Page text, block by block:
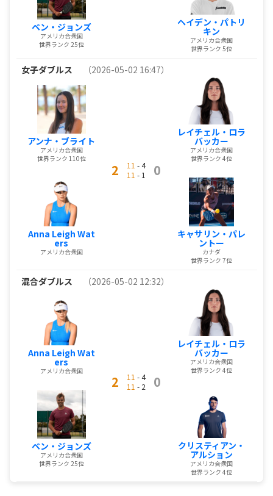
ベン・ジョンズ
アメリカ合衆国
世界ランク 25位
ヘイデン・パトリ
キン
アメリカ合衆国
世界ランク 5位
女子ダブルス （2026-05-02 16:47）
アンナ・ブライト
アメリカ合衆国
世界ランク 110位
Anna Leigh Wat
ers
アメリカ合衆国
2 11 - 4
11 - 1 0
レイチェル・ロラ
バッカー
アメリカ合衆国
世界ランク 4位
キャサリン・パレ
ントー
カナダ
世界ランク 7位
混合ダブルス （2026-05-02 12:32）
Anna Leigh Wat
ers
アメリカ合衆国
ベン・ジョンズ
アメリカ合衆国
世界ランク 25位
2 11 - 4
11 - 2 0
レイチェル・ロラ
バッカー
アメリカ合衆国
世界ランク 4位
クリスティアン・
アルション
アメリカ合衆国
世界ランク 4位